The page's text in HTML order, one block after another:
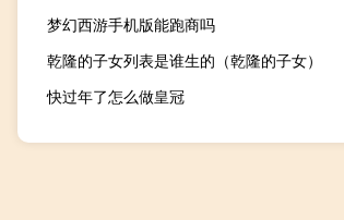
梦幻西游手机版能跑商吗
乾隆的子女列表是谁生的（乾隆的子女）
快过年了怎么做皇冠